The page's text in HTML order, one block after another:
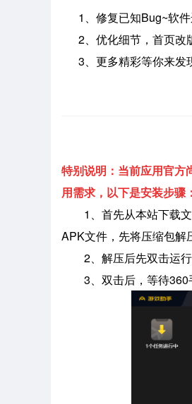
1、修复已知Bug~软件
2、优化细节，首页改
3、更多精彩等你来发
特别说明：当前应用官方
用需求，以下是安装步骤：
1、首先从本站下载
APK文件，先将压缩包解
2、解压后先双击运
3、双击后，等待360